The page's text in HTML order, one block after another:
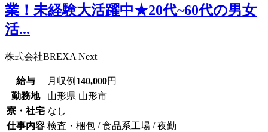
業！未経験大活躍中★20代~60代の男女
活...
株式会社BREXA Next
給与 月収例 140,000円
勤務地
山形県 山形市
寮・社宅 なし
仕事内容 検査・梱包 / 食品系工場 / 夜勤